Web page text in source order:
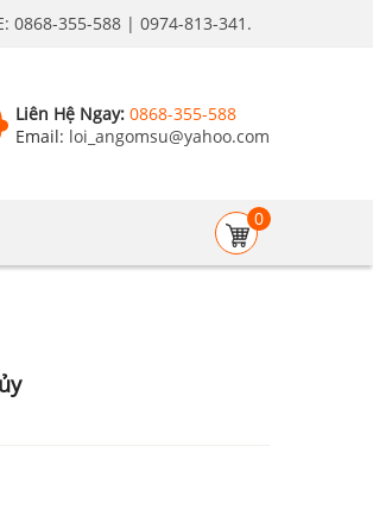
0868-355-588 | 0974-813-341.
Liên Hệ Ngay: 0868-355-588
Email: loi_angomsu@yahoo.com
0